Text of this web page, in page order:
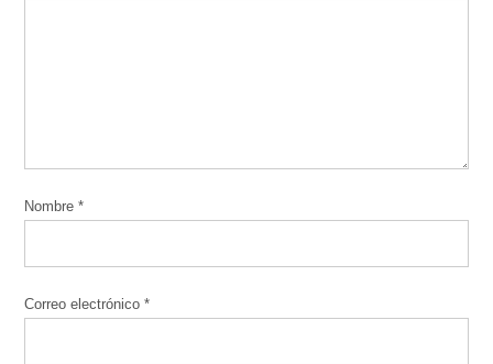
Nombre*
Correo electrónico*